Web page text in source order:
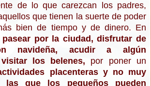
de lo que carezcan los padres,
que tienen la suerte de poder
bien de tiempo y de dinero. En
pasear por la ciudad, disfrutar de
navideña, acudir a algún
los belenes, por poner un
placenteras y no muy
las que los pequeños pueden